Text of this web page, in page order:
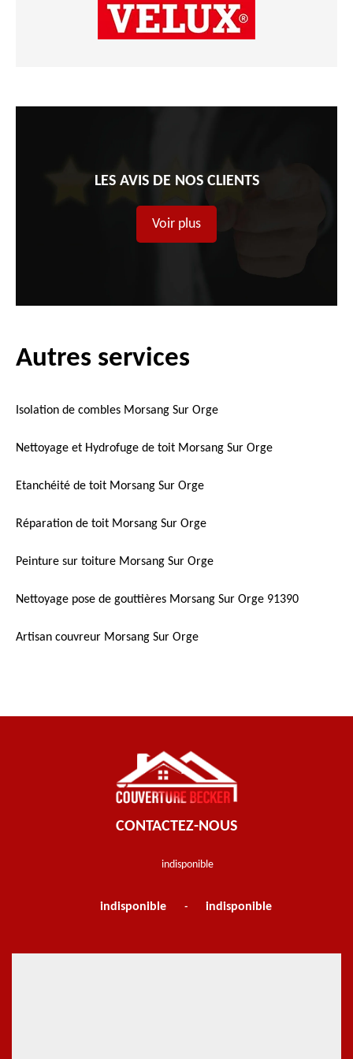
LES AVIS DE NOS CLIENTS
Voir plus
Autres services
Isolation de combles Morsang Sur Orge
Nettoyage et Hydrofuge de toit Morsang Sur Orge
Etanchéité de toit Morsang Sur Orge
Réparation de toit Morsang Sur Orge
Peinture sur toiture Morsang Sur Orge
Nettoyage pose de gouttières Morsang Sur Orge 91390
Artisan couvreur Morsang Sur Orge
CONTACTEZ-NOUS
indisponible
indisponible - indisponible